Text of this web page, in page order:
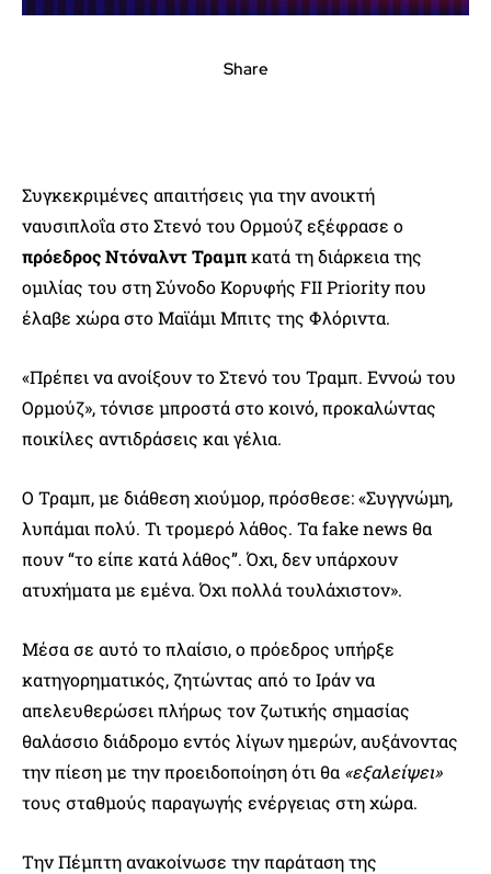
Share
Συγκεκριμένες απαιτήσεις για την ανοικτή
ναυσιπλοΐα στο Στενό του Ορμούζ εξέφρασε ο
πρόεδρος Ντόναλντ Τραμπκατά τη διάρκεια της
ομιλίας του στη Σύνοδο Κορυφής FII Priority που
έλαβε χώρα στο Μαϊάμι Μπιτς της Φλόριντα.
«Πρέπει να ανοίξουν το Στενό του Τραμπ. Εννοώ του
Ορμούζ», τόνισε μπροστά στο κοινό, προκαλώντας
ποικίλες αντιδράσεις και γέλια.
Ο Τραμπ, με διάθεση χιούμορ, πρόσθεσε: «Συγγνώμη,
λυπάμαι πολύ. Τι τρομερό λάθος. Τα fake news θα
πουν “το είπε κατά λάθος”. Όχι, δεν υπάρχουν
ατυχήματα με εμένα. Όχι πολλά τουλάχιστον».
Μέσα σε αυτό το πλαίσιο, ο πρόεδρος υπήρξε
κατηγορηματικός, ζητώντας από το Ιράν να
απελευθερώσει πλήρως τον ζωτικής σημασίας
θαλάσσιο διάδρομο εντός λίγων ημερών, αυξάνοντας
την πίεση με την προειδοποίηση ότι θα «εξαλείψει»
τους σταθμούς παραγωγής ενέργειας στη χώρα.
Την Πέμπτη ανακοίνωσε την παράταση της